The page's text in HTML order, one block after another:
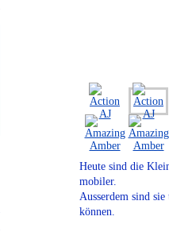
Heute sind die
mobiler.
Ausserdem sind
können.